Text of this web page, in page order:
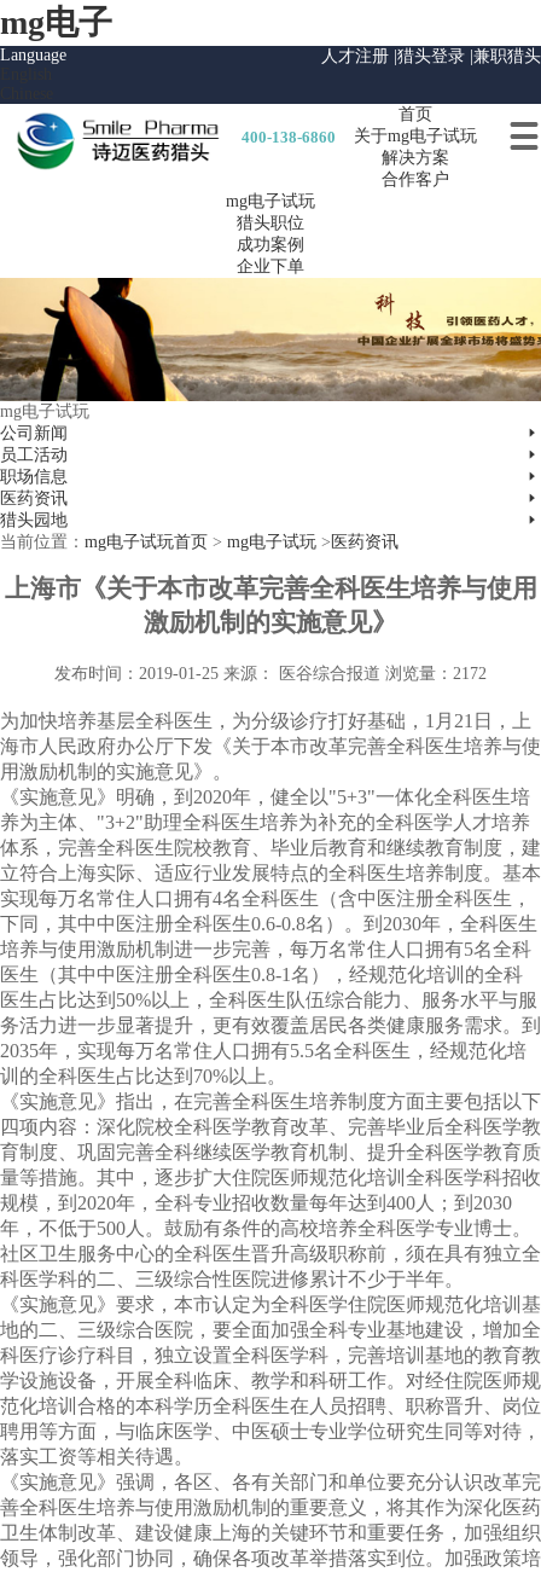
mg电子
Language
人才注册 | 猎头登录 | 兼职猎头
400-138-6860 
首页
关于mg电子试玩
解决方案
合作客户
mg电子试玩
猎头职位
成功案例
企业下单
mg电子试玩
公司新闻

员工活动 
职场信息 
医药资讯 
猎头园地 
当前位置： mg电子试玩首页 > mg电子试玩 > 医药资讯
上海市《关于本市改革完善全科医生培养与使用
激励机制的实施意见》
发布时间：2019-01-25 来源： 医谷综合报道 浏览量：2172
为加快培养基层全科医生，为分级诊疗打好基础， 1 月 21 日，上
海市人民政府办公厅下发《关于本市改革完善全科医生培养与使
用激励机制的实施意见》。
《实施意见》明确，到 2020年，健全以"5+3"一体化全科医生培
养为主体、"3+2"助理全科医生培养为补充的全科医学人才培养
体系，完善全科医生院校教育、毕业后教育和继续教育制度，建
立符合上海实际、适应行业发展特点的全科医生培养制度。基本
实现每万名常住人口拥有4名全科医生（含中医注册全科医生，
下同，其中中医注册全科医生0.6-0.8名）。到 2030年，全科医生
培养与使用激励机制进一步完善，每万名常住人口拥有5名全科
医生（其中中医注册全科医生0.8-1名），经规范化培训的全科
医生占比达到 50%以上，全科医生队伍综合能力、服务水平与服
务活力进一步显著提升，更有效覆盖居民各类健康服务需求。到
2035年，实现每万名常住人口拥有5.5名全科医生，经规范化培
训的全科医生占比达到 70%以上。
《实施意见》指出，在完善全科医生培养制度方面主要包括以下
四项内容：深化院校全科医学教育改革、完善毕业后全科医学教
育制度、巩固完善全科继续医学教育机制、提升全科医学教育质
量等措施。其中，逐步扩大住院医师规范化培训全科医学科招收
规模，到 2020年，全科专业招收数量每年达到 400 人；到 2030
年，不低于500 人。鼓励有条件的高校培养全科医学专业博士。
社区卫生服务中心的全科医生晋升高级职称前，须在具有独立全
科医学科的二、三级综合性医院进修累计不少于半年。
《实施意见》要求，本市认定为全科医学住院医师规范化培训基
地的二、三级综合医院，要全面加强全科专业基地建设，增加全
科医疗诊疗科目，独立设置全科医学科，完善培训基地的教育教
学设施设备，开展全科临床、教学和科研工作。对经住院医师规
范化培训合格的本科学历全科医生在人员招聘、职称晋升、岗位
聘用等方面，与临床医学、中医硕士专业学位研究生同等对待，
落实工资等相关待遇。
《实施意见》强调，各区、各有关部门和单位要充分认识改革完
善全科医生培养与使用激励机制的重要意义，将其作为深化医药
卫生体制改革、建设健康上海的关键环节和重要任务，加强组织
领导，强化部门协同，确保各项改革举措落实到位。加强政策培